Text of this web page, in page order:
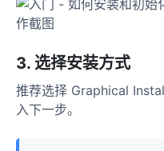
3. 选择安装方式
推荐选择 Graphical
入下一步。